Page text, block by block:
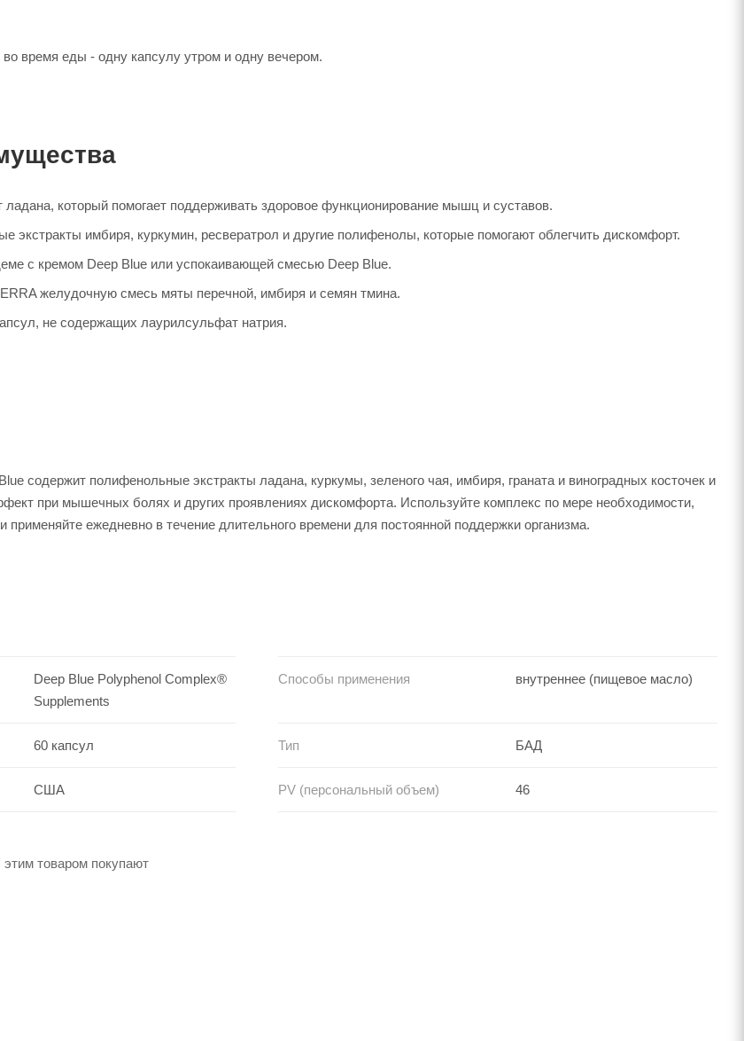
время еды - одну капсулу утром и одну вечером.
который помогает поддерживать здоровое функционирование мышц и суставов.
экстракты имбиря, куркумин, ресвератрол и другие полифенолы, которые помогают облегчить дискомфорт.
с кремом Deep Blue или успокаивающей смесью Deep Blue.
желудочную смесь мяты перечной, имбиря и семян тмина.
не содержащих лаурилсульфат натрия.
содержит полифенольные экстракты ладана, куркумы, зеленого чая, имбиря, граната и виноградных косточек и
при мышечных болях и других проявлениях дискомфорта. Используйте комплекс по мере необходимости,
применяйте ежедневно в течение длительного времени для постоянной поддержки организма.
Deep Blue Polyphenol Complex®
Supplements
Способы применения внутреннее (пищевое масло)
60 капсул Тип БАД
США PV (персональный объем) 46
товаром покупают